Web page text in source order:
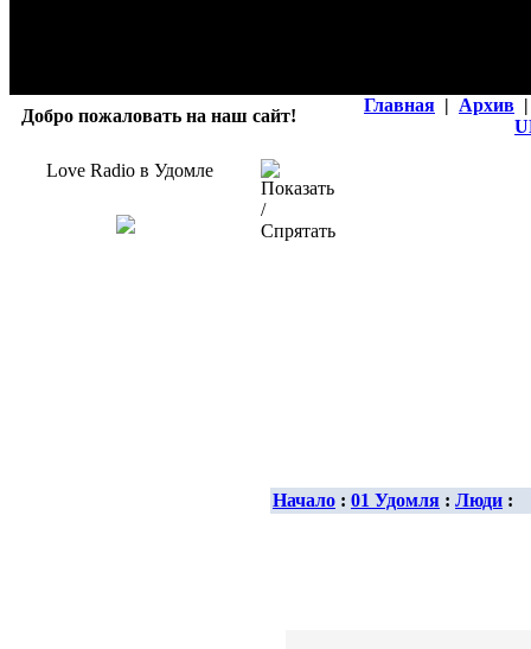
Добро пожаловать на наш сайт!
Главная | Архив |
Love Radio в Удомле
Начало : 01 Удомля : Люди :